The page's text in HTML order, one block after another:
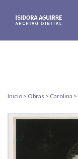
Inicio > Obras > Carolina >